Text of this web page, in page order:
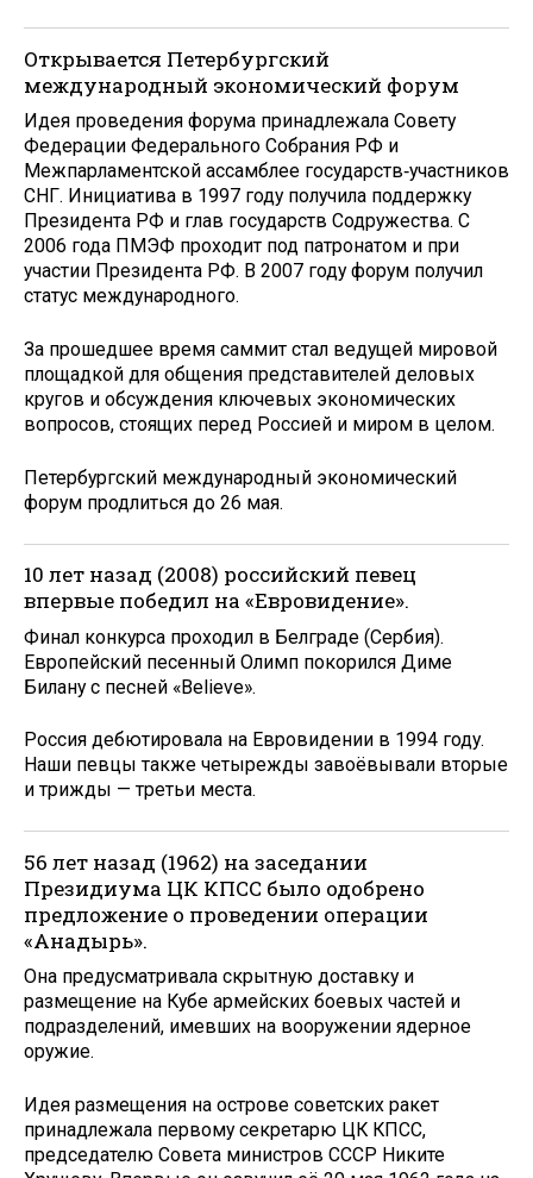
Открывается Петербургский
международный экономический форум
Идея проведения форума принадлежала Совету
Федерации Федерального Собрания РФ и
Межпарламентской ассамблее государств‑участников
СНГ. Инициатива в 1997 году получила поддержку
Президента РФ и глав государств Содружества. С
2006 года ПМЭФ проходит под патронатом и при
участии Президента РФ. В 2007 году форум получил
статус международного.
За прошедшее время саммит стал ведущей мировой
площадкой для общения представителей деловых
кругов и обсуждения ключевых экономических
вопросов, стоящих перед Россией и миром в целом.
Петербургский международный экономический
форум продлиться до 26 мая.
10 лет назад (2008) российский певец
впервые победил на «Евровидение».
Финал конкурса проходил в Белграде (Сербия).
Европейский песенный Олимп покорился Диме
Билану с песней «Believe».
Россия дебютировала на Евровидении в 1994 году.
Наши певцы также четырежды завоёвывали вторые
и трижды — третьи места.
56 лет назад (1962) на заседании
Президиума ЦК КПСС было одобрено
предложение о проведении операции
«Анадырь».
Она предусматривала скрытную доставку и
размещение на Кубе армейских боевых частей и
подразделений, имевших на вооружении ядерное
оружие.
Идея размещения на острове советских ракет
принадлежала первому секретарю ЦК КПСС,
председателю Совета министров СССР Никите